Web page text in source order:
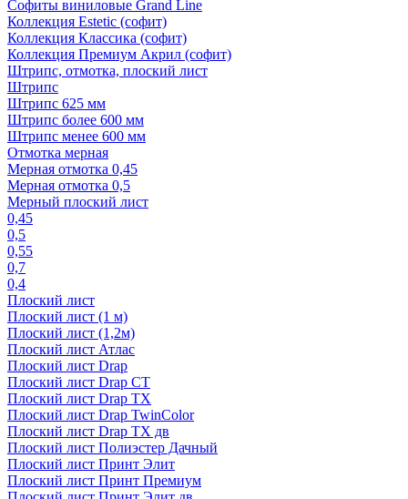
Софиты виниловые Grand Line
Коллекция Estetic (софит)
Коллекция Классика (софит)
Коллекция Премиум Акрил (софит)
Штрипс, отмотка, плоский лист
Штрипс
Штрипс 625 мм
Штрипс более 600 мм
Штрипс менее 600 мм
Отмотка мерная
Мерная отмотка 0,45
Мерная отмотка 0,5
Мерный плоский лист
0,45
0,5
0,55
0,7
0,4
Плоский лист
Плоский лист (1 м)
Плоский лист (1,2м)
Плоский лист Атлас
Плоский лист Drap
Плоский лист Drap СТ
Плоский лист Drap TX
Плоский лист Drap TwinColor
Плоский лист Drap ТХ дв
Плоский лист Полиэстер Дачный
Плоский лист Принт Элит
Плоский лист Принт Премиум